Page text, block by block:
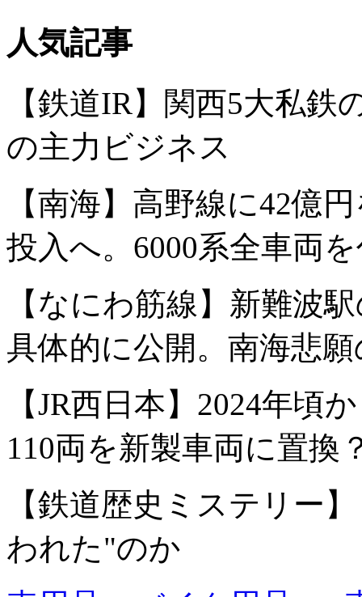
人気記事
【鉄道IR】関西5大私
の主力ビジネス
【南海】高野線に42億
投入へ。6000系全車両
【なにわ筋線】新難波
具体的に公開。南海悲
【JR西日本】2024年頃
110両を新製車両に置換
【鉄道歴史ミステリー
われた"のか